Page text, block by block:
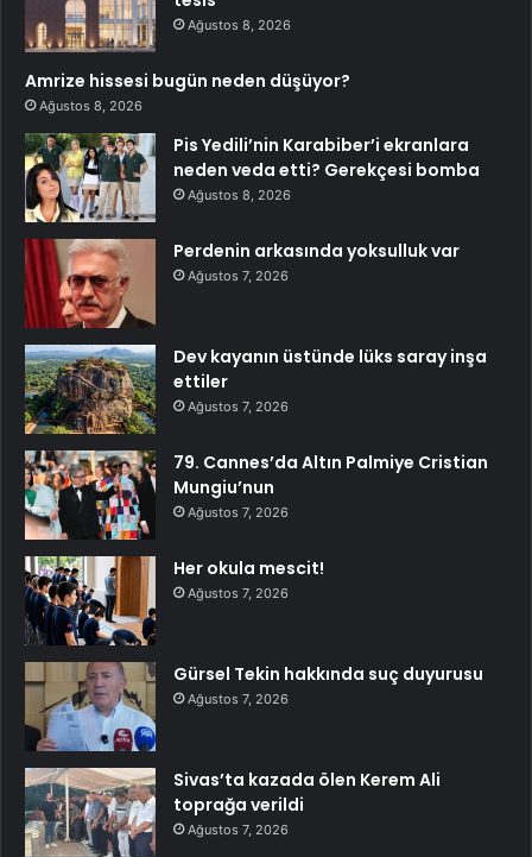
Ağustos 8, 2026
Amrize hissesi bugün neden düşüyor?
Ağustos 8, 2026
Pis Yedili’nin Karabiber’i ekranlara
neden veda etti? Gerekçesi bomba
Ağustos 8, 2026
Perdenin arkasında yoksulluk var
Ağustos 7, 2026
Dev kayanın üstünde lüks saray inşa
ettiler
Ağustos 7, 2026
79. Cannes’da Altın Palmiye Cristian
Mungiu’nun
Ağustos 7, 2026
Her okula mescit!
Ağustos 7, 2026
Gürsel Tekin hakkında suç duyurusu
Ağustos 7, 2026
Sivas’ta kazada ölen Kerem Ali
toprağa verildi
Ağustos 7, 2026